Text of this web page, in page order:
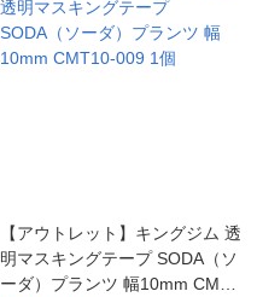
【アウトレット】キングジム 透
明マスキングテープ SODA（ソ
ーダ）プランツ 幅10mm CMT1